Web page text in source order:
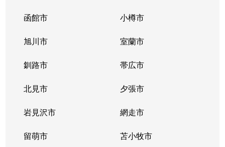
真駒内緑町
真駒内
真駒内南町
真駒内
真駒内南町
真駒内
真駒内南町
1,300万円 真駒内
真駒内南町
1,300万円 真駒内
真駒内南町
1,300万円 真駒内
函館市 小樽市
旭川市 室蘭市
釧路市 帯広市
北見市 夕張市
岩見沢市 網走市
留萌市 苫小牧市